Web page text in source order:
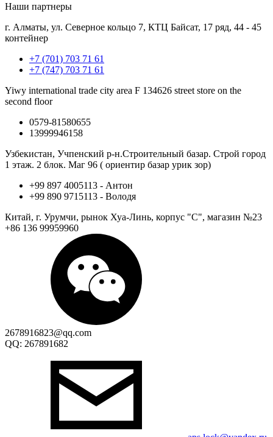
Наши партнеры
г. Алматы, ул. Северное кольцо 7, КТЦ Байсат, 17 ряд, 44 - 45
контейнер
+7 (701) 703 71 61
+7 (747) 703 71 61
Yiwy international trade city area F 134626 street store on the
second floor
0579-81580655
13999946158
Узбекистан, Учпенский р-н.Строительный базар. Строй город
1 этаж. 2 блок. Маг 96 ( ориентир базар урик зор)
+99 897 4005113 - Антон
+99 890 9715113 - Володя
Китай, г. Урумчи, рынок Хуа-Линь, корпус "С", магазин №23
+86 136 99959960
2678916823@qq.com
QQ: 267891682